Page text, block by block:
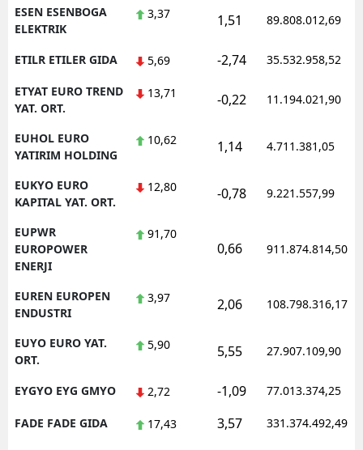
ESEN ESENBOGA
ELEKTRIK
3,37 1,51 89.808.012,69
ETILR ETILER GIDA 5,69 -2,74 35.532.958,52
ETYAT EURO TREND
YAT. ORT.
13,71 -0,22 11.194.021,90
EUHOL EURO
YATIRIM HOLDING
10,62 1,14 4.711.381,05
EUKYO EURO
KAPITAL YAT. ORT.
12,80 -0,78 9.221.557,99
EUPWR
EUROPOWER
ENERJI
91,70
0,66 911.874.814,50
EUREN EUROPEN
ENDUSTRI
3,97 2,06 108.798.316,17
EUYO EURO YAT.
ORT.
5,90 5,55 27.907.109,90
EYGYO EYG GMYO 2,72 -1,09 77.013.374,25
FADE FADE GIDA 17,43 3,57 331.374.492,49